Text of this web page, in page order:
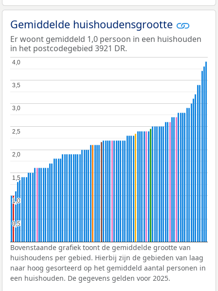
Gemiddelde huishoudensgrootte
Er woont gemiddeld 1,0 persoon in een huishouden
in het postcodegebied 3921 DR.
0,5
0,5
1,0
1,0
1,5
1,5
2,0
2,0
2,5
2,5
3,0
3,0
3,5
3,5
4,0
4,0
Bovenstaande grafiek toont de gemiddelde grootte van
huishoudens per gebied. Hierbij zijn de gebieden van laag
naar hoog gesorteerd op het gemiddeld aantal personen in
een huishouden. De gegevens gelden voor 2025.